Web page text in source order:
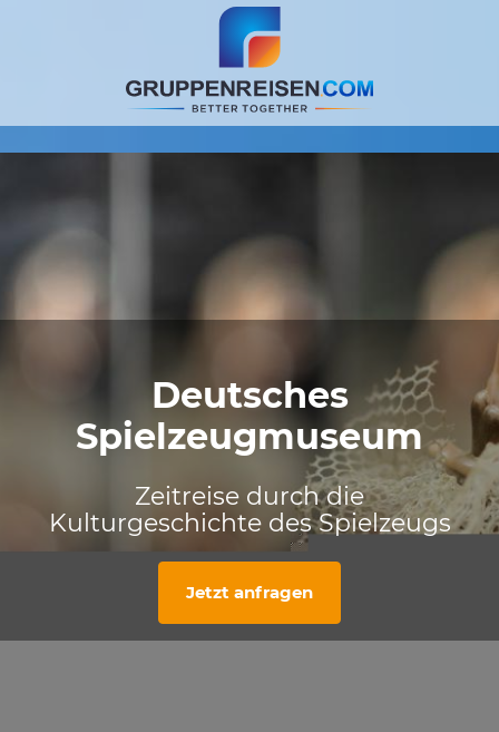
Deutsches
Spielzeugmuseum
Zeitreise durch die
Kulturgeschichte des Spielzeugs
Jetzt anfragen